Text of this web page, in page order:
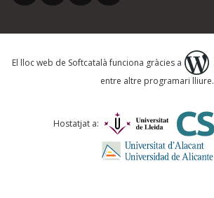
El lloc web de Softcatalà funciona gràcies a
entre altre programari lliure.
Hostatjat a: